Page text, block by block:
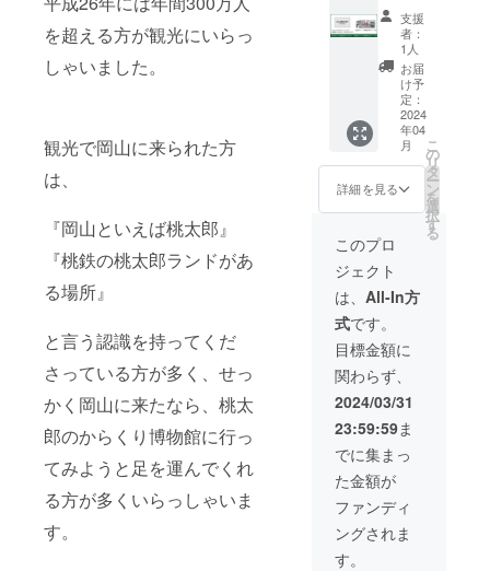
を超える方が観光にいらっ
しゃいました。
観光で岡山に来られた方
は、
『岡山といえば桃太郎』
『桃鉄の桃太郎ランドがあ
る場所』
と言う認識を持ってくだ
さっている方が多く、せっ
かく岡山に来たなら、桃太
郎のからくり博物館に行っ
てみようと足を運んでくれ
る方が多くいらっしゃいま
す。
てお届
けしま
メッ
セージ
にて確
認させ
て頂き
ます ●
桃太郎
のから
くり博
物館入
場チ
用期間
年4月〜
2025年
3月の1
年間 ※
郵送に
てお届
けしま
す
が必ず
通る出
口通路
に張り
出しま
す ※掲
載期間
は2024
年5月〜
2025年
4月の1
ドファ
ンディ
ング終
了後、
掲載希
望の社
名とロ
ゴを
メッ
セージ
にて確
認させ
て頂き
ます ●
桃太郎
のから
くり博
物館入
（サイ
ズ大）+
桃太郎
のから
くり博
物館入
場チ
ケット
10枚】
●法人協
賛広告
枠（サ
イズ
大） ※
サイズ
はA4の
1/2サイ
ズとな
ります
※入場者
が必ず
通る出
口通路
に張り
出しま
す ※掲
載期間
は2024
年5月〜
2025年
4月の1
支援
者：
1人
お届
け予
定：
2024
年04
月
詳細を見る
こ
の
リ
タ
ー
ン
を
選
択
す
る
このプロ
ジェクト
は、 All-In方
式です。
目標金額に
関わらず、
2024/03/31
23:59:59ま
でに集まっ
た金額が
ファンディ
ングされま
す。